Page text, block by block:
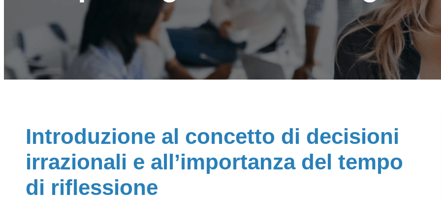
Introduzione al concetto di decisioni
irrazionali e all’importanza del tempo
di riflessione